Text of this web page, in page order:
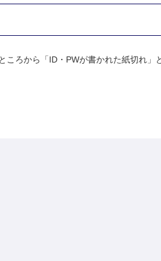
ころから「ID・PWが書かれた紙切れ」